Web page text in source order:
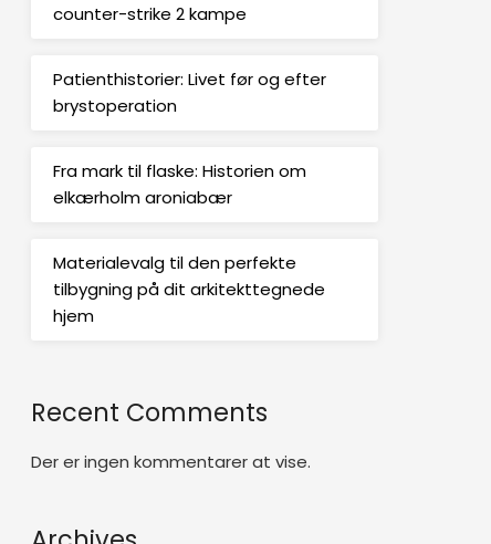
counter-strike 2 kampe
Patienthistorier: Livet før og efter
brystoperation
Fra mark til flaske: Historien om
elkærholm aroniabær
Materialevalg til den perfekte
tilbygning på dit arkitekttegnede
hjem
Recent Comments
Der er ingen kommentarer at vise.